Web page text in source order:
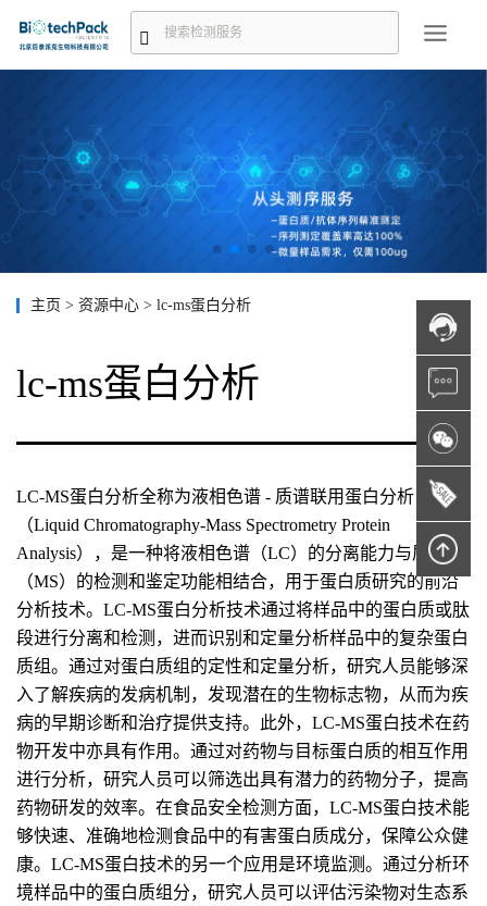
主页 > 资源中心 > lc-ms蛋白分析
lc-ms蛋白分析
LC-MS蛋白分析全称为液相色谱 - 质谱联用蛋白分析
（Liquid Chromatography-Mass Spectrometry Protein
Analysis），是一种将液相色谱（LC）的分离能力与质谱
（MS）的检测和鉴定功能相结合，用于蛋白质研究的前沿
分析技术。LC-MS蛋白分析技术通过将样品中的蛋白质或肽
段进行分离和检测，进而识别和定量分析样品中的复杂蛋白
质组。通过对蛋白质组的定性和定量分析，研究人员能够深
入了解疾病的发病机制，发现潜在的生物标志物，从而为疾
病的早期诊断和治疗提供支持。此外，LC-MS蛋白技术在药
物开发中亦具有作用。通过对药物与目标蛋白质的相互作用
进行分析，研究人员可以筛选出具有潜力的药物分子，提高
药物研发的效率。在食品安全检测方面，LC-MS蛋白技术能
够快速、准确地检测食品中的有害蛋白质成分，保障公众健
康。LC-MS蛋白技术的另一个应用是环境监测。通过分析环
境样品中的蛋白质组分，研究人员可以评估污染物对生态系